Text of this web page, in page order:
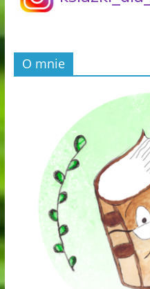
O mnie